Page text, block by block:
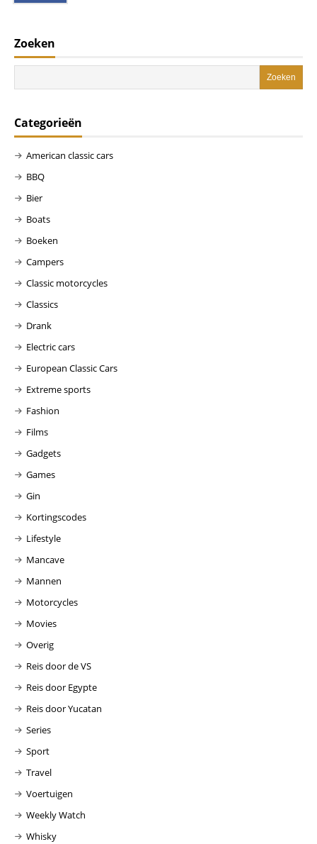
Zoeken
Categorieën
American classic cars
BBQ
Bier
Boats
Boeken
Campers
Classic motorcycles
Classics
Drank
Electric cars
European Classic Cars
Extreme sports
Fashion
Films
Gadgets
Games
Gin
Kortingscodes
Lifestyle
Mancave
Mannen
Motorcycles
Movies
Overig
Reis door de VS
Reis door Egypte
Reis door Yucatan
Series
Sport
Travel
Voertuigen
Weekly Watch
Whisky